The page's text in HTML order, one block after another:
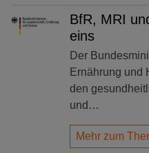
BfR, MRI
eins
Der
Ernährung und
den
und…
Mehr zum